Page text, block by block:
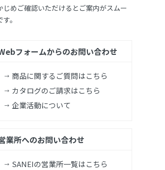
じめご確認いただけるとご案内がスムー
。
フォームからのお問い合わせ
商品に関するご質問はこちら
カタログのご請求はこちら
企業活動について
業所へのお問い合わせ
SANEIの営業所一覧はこちら